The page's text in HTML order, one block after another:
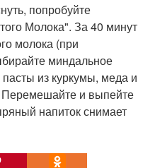
попробуйте
Молока". За 40 минут
молока (при
миндальное
из куркумы, меда и
и выпейте
напиток снимает